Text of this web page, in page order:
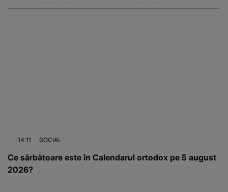
14:11 SOCIAL
Ce sărbătoare este în Calendarul ortodox pe 5 august
2026?